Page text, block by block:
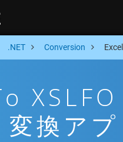
.NET Conversion
換アプ